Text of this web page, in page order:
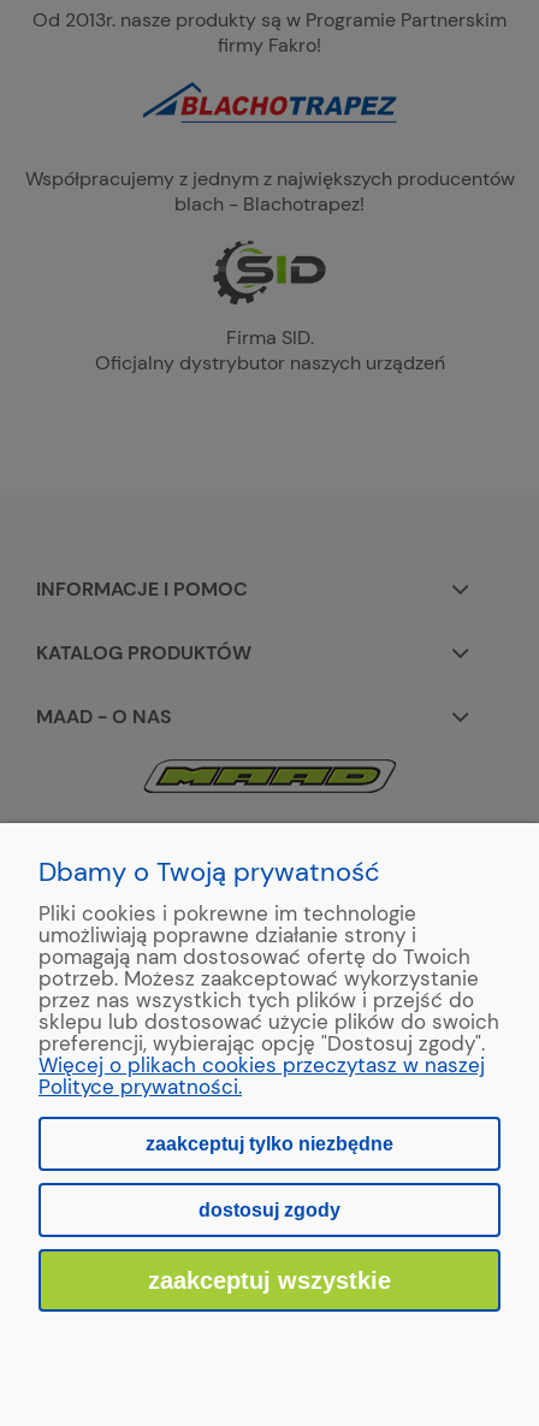
Od 2013r. nasze produkty są w Programie Partnerskim
firmy Fakro!
Współpracujemy z jednym z największych producentów
blach - Blachotrapez!
Firma SID.
Oficjalny dystrybutor naszych urządzeń
INFORMACJE I POMOC
KATALOG PRODUKTÓW
MAAD - O NAS
+48 663195531
ul. Reymonta 2
89-500 Tuchola
Copyright © 2022 MAAD Zaginarki - Producent Maszyn
Blacharskich. Produkcja:MinisterstwoReklamy.pl
pokaż pełną wersję strony
Sklep internetowy Shoper.pl
Dbamy o Twoją prywatność
Pliki cookies i pokrewne im technologie
umożliwiają poprawne działanie strony i
pomagają nam dostosować ofertę do Twoich
potrzeb. Możesz zaakceptować wykorzystanie
przez nas wszystkich tych plików i przejść do
sklepu lub dostosować użycie plików do swoich
preferencji, wybierając opcję "Dostosuj zgody".
Więcej o plikach cookies przeczytasz w naszej
Polityce prywatności.
zaakceptuj tylko niezbędne
dostosuj zgody
zaakceptuj wszystkie